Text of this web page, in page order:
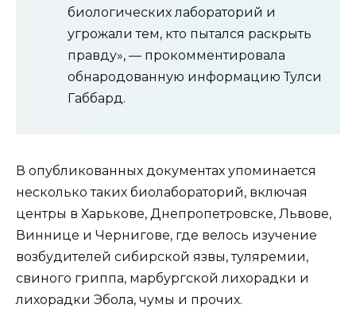
биологических лабораторий и
угрожали тем, кто пытался раскрыть
правду», — прокомментировала
обнародованную информацию Тулси
Габбард.
В опубликованных документах упоминается
несколько таких биолабораторий, включая
центры в Харькове, Днепропетровске, Львове,
Виннице и Чернигове, где велось изучение
возбудителей сибирской язвы, туляремии,
свиного гриппа, марбургской лихорадки и
лихорадки Эбола, чумы и прочих.